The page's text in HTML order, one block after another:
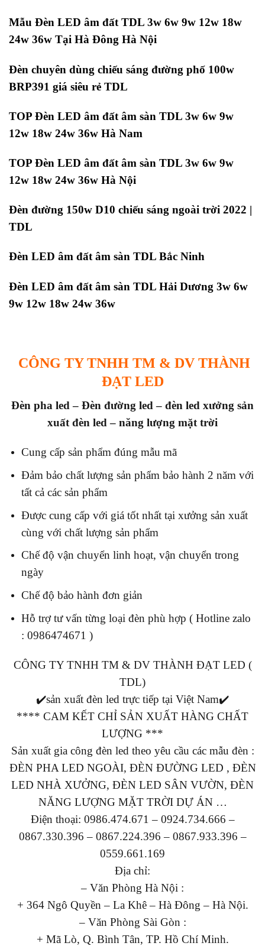
Mẫu Đèn LED âm đất TDL 3w 6w 9w 12w 18w
24w 36w Tại Hà Đông Hà Nội
Đèn chuyên dùng chiếu sáng đường phố 100w
BRP391 giá siêu rẻ TDL
TOP Đèn LED âm đất âm sàn TDL 3w 6w 9w
12w 18w 24w 36w Hà Nam
TOP Đèn LED âm đất âm sàn TDL 3w 6w 9w
12w 18w 24w 36w Hà Nội
Đèn đường 150w D10 chiếu sáng ngoài trời 2022 |
TDL
Đèn LED âm đất âm sàn TDL Bắc Ninh
Đèn LED âm đất âm sàn TDL Hải Dương 3w 6w
9w 12w 18w 24w 36w
CÔNG TY TNHH TM & DV THÀNH
ĐẠT LED
Đèn pha led – Đèn đường led – đèn led xưởng sản
xuất đèn led – năng lượng mặt trời
Cung cấp sản phẩm đúng mẫu mã
Đảm bảo chất lượng sản phẩm bảo hành 2 năm với
tất cả các sản phẩm
Được cung cấp với giá tốt nhất tại xưởng sản xuất
cùng với chất lượng sản phẩm
Chế độ vận chuyển linh hoạt, vận chuyển trong
ngày
Chế độ bảo hành đơn giản
Hỗ trợ tư vấn từng loại đèn phù hợp ( Hotline zalo
: 0986474671 )
CÔNG TY TNHH TM & DV THÀNH ĐẠT LED (
TDL)
✔️sản xuất đèn led trực tiếp tại Việt Nam✔️
**** CAM KẾT CHỈ SẢN XUẤT HÀNG CHẤT
LƯỢNG ***
Sản xuất gia công đèn led theo yêu cầu các mẫu đèn :
ĐÈN PHA LED NGOÀI, ĐÈN ĐƯỜNG LED , ĐÈN
LED NHÀ XƯỞNG, ĐÈN LED SÂN VƯỜN, ĐÈN
NĂNG LƯỢNG MẶT TRỜI DỰ ÁN …
Điện thoại: 0986.474.671 – 0924.734.666 –
0867.330.396 – 0867.224.396 – 0867.933.396 –
0559.661.169
Địa chỉ:
– Văn Phòng Hà Nội :
+ 364 Ngô Quyền – La Khê – Hà Đông – Hà Nội.
– Văn Phòng Sài Gòn :
+ Mã Lò, Q. Bình Tân, TP. Hồ Chí Minh.